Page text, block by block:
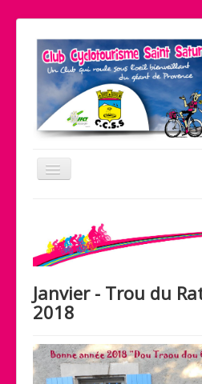
Basculer
Nos partenaires
Liens
Contact
Accueil
Le club
Calendrier des activités
Janvier - Trou du
2018